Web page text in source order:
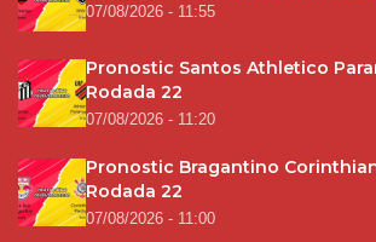
07/08/2026 - 11:55
Pronostic Santos Athletico
Rodada 22
07/08/2026 - 11:20
Pronostic Bragantino
Rodada 22
07/08/2026 - 11:00